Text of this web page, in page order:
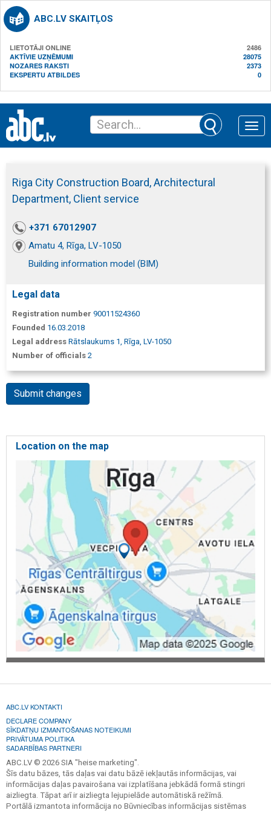
ABC.LV SKAITĻOS
LIETOTĀJI ONLINE
2486
AKTĪVIE UZŅĒMUMI
28075
NOZARES RAKSTI
2373
EKSPERTU ATBILDES
0
Toggle
Riga City Construction Board, Architectural
Department, Client service
+371 67012907
Amatu 4, Rīga, LV-1050
Building information model (BIM)
Legal data
Registration number 90011524360
Founded 16.03.2018
Legal address Rātslaukums 1, Rīga, LV-1050
Number of officials 2
Submit changes
Location on the map
ABC.LV KONTAKTI
DECLARE COMPANY
SĪKDATŅU IZMANTOŠANAS NOTEIKUMI
PRIVĀTUMA POLITIKA
SADARBĪBAS PARTNERI
ABC.LV © 2026 SIA "heise marketing".
Šīs datu bāzes, tās daļas vai datu bāzē iekļautās informācijas, vai
informācijas daļas pavairošana vai izplatīšana jebkādā formā stingri
aizliegta. Tāpat arī ir aizliegta lejupielāde automātiskā režīmā.
Portālā izmantota informācija no Būvniecības informācijas sistēmas